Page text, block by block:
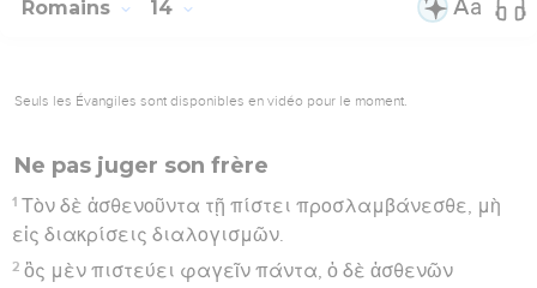
Romains 14
Seuls les Évangiles sont disponibles en vidéo pour le moment.
Ne pas juger son frère
1 Τὸν δὲ ἀσθενοῦντα τῇ πίστει προσλαμβάνεσθε, μὴ
εἰς διακρίσεις διαλογισμῶν.
2 ὃς μὲν πιστεύει φαγεῖν πάντα, ὁ δὲ ἀσθενῶν